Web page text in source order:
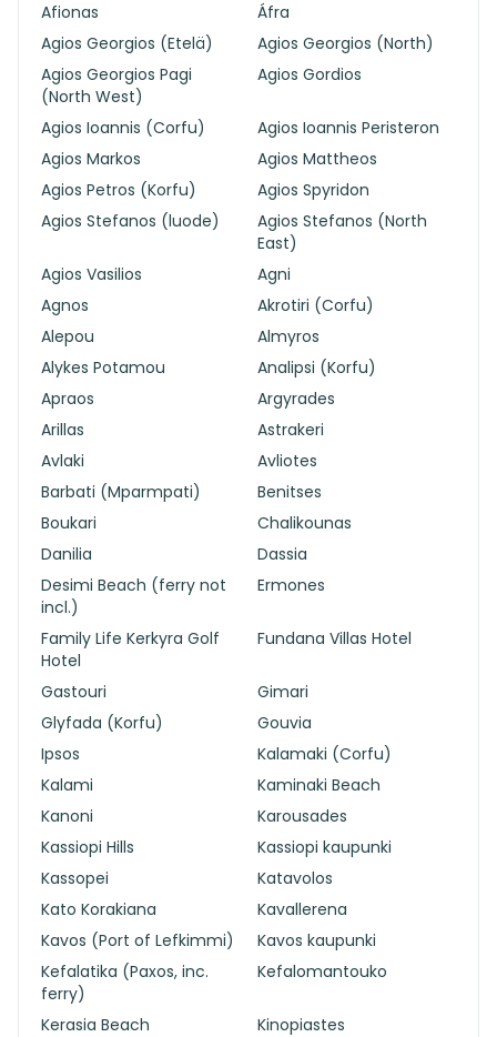
Afionas
Áfra
Agios Georgios (Etelä)
Agios Georgios (North)
Agios Georgios Pagi
(North West)
Agios Gordios
Agios Ioannis (Corfu)
Agios Ioannis Peristeron
Agios Markos
Agios Mattheos
Agios Petros (Korfu)
Agios Spyridon
Agios Stefanos (luode)
Agios Stefanos (North
East)
Agios Vasilios
Agni
Agnos
Akrotiri (Corfu)
Alepou
Almyros
Alykes Potamou
Analipsi (Korfu)
Apraos
Argyrades
Arillas
Astrakeri
Avlaki
Avliotes
Barbati (Mparmpati)
Benitses
Boukari
Chalikounas
Danilia
Dassia
Desimi Beach (ferry not
incl.)
Ermones
Family Life Kerkyra Golf
Hotel
Fundana Villas Hotel
Gastouri
Gimari
Glyfada (Korfu)
Gouvia
Ipsos
Kalamaki (Corfu)
Kalami
Kaminaki Beach
Kanoni
Karousades
Kassiopi Hills
Kassiopi kaupunki
Kassopei
Katavolos
Kato Korakiana
Kavallerena
Kavos (Port of Lefkimmi)
Kavos kaupunki
Kefalatika (Paxos, inc.
ferry)
Kefalomantouko
Kerasia Beach
Kinopiastes